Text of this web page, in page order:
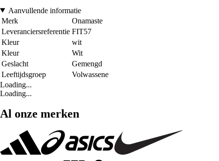
Aanvullende informatie
Merk
Onamaste
Leveranciersreferentie FIT57
Kleur
wit
Kleur
Wit
Geslacht
Gemengd
Leeftijdsgroep
Volwassene
Loading...
Loading...
Al onze merken